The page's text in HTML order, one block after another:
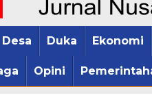
Desa Duka Ekonomi
Opini